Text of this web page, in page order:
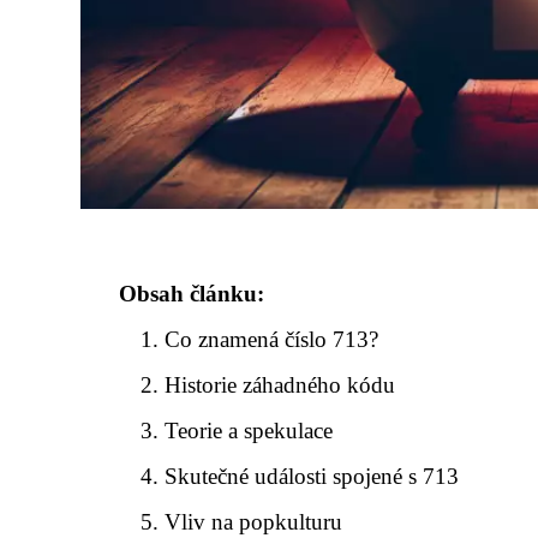
Obsah článku:
Co znamená číslo 713?
Historie záhadného kódu
Teorie a spekulace
Skutečné události spojené s 713
Vliv na popkulturu